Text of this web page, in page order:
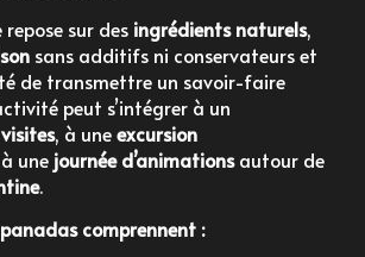
sur des ingrédients naturels,
sans additifs ni conservateurs et
de transmettre un savoir-faire
peut s’intégrer à un
, à uneexcursion
une journée d’animationsautour de
.
comprennent :